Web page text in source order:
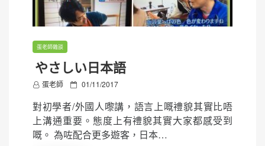
蛋老師雜談
やさしい日本語
蛋老師
P
s
t
e
01/11/2017
對初學者/外國人嚟講，語言上嘅禮貌其實比唔
上溝通重要。態度上有禮貌其實大家都感受到
嘅。 為咗配合更多遊客，日本…